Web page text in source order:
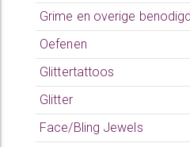
Grime en overige
Oefenen
Glittertattoos
Glitter
Face/Bling Jewels